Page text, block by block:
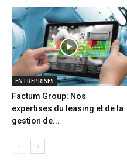
ENTREPRISES
Factum Group: Nos
expertises du leasing et de la
gestion de...